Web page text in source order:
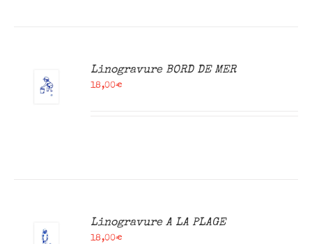
Linogravure BORD DE MER
18,00€
Linogravure A LA PLAGE
18,00€